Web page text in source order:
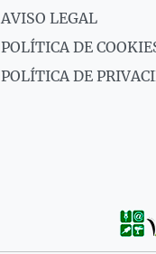
AVISO LEGAL
POLÍTICA DE
POLÍTICA DE